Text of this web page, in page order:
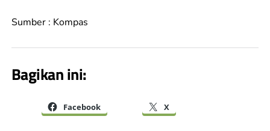
Sumber : Kompas
Bagikan ini:
Facebook X